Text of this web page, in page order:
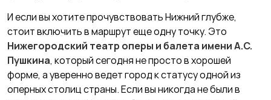
И если вы хотите прочувствовать Нижний глубже,
стоит включить в маршрут еще одну точку. Это
Нижегородский театр оперы и балета имени А.С.
Пушкина, который сегодня не просто в хорошей
форме, а уверенно ведет город к статусу одной из
оперных столиц страны. Если вы никогда не были в